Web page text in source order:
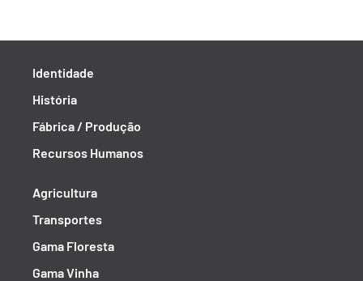
Identidade
História
Fábrica / Produção
Recursos Humanos
Agricultura
Transportes
Gama Floresta
Gama Vinha